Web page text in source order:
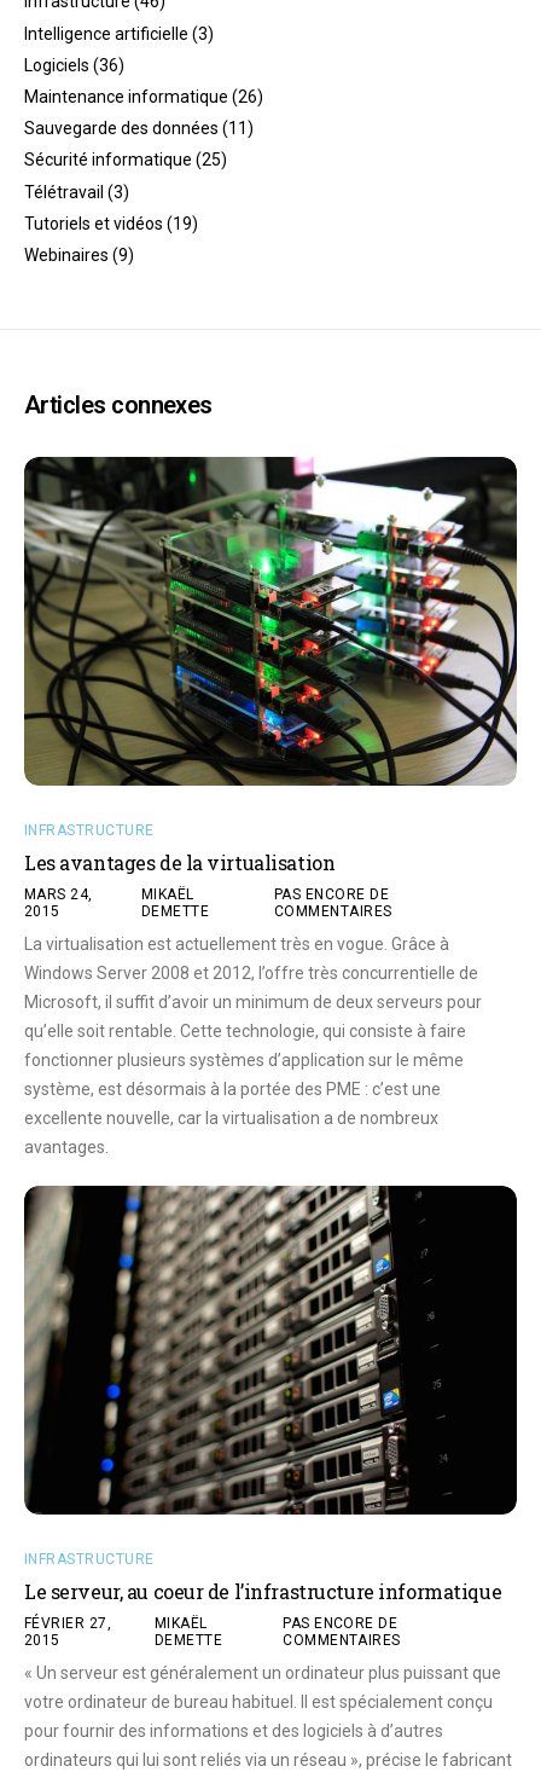
Intelligence artificielle (3)
Logiciels (36)
Maintenance informatique (26)
Sauvegarde des données (11)
Sécurité informatique (25)
Télétravail (3)
Tutoriels et vidéos (19)
Webinaires (9)
Articles connexes
INFRASTRUCTURE
Les avantages de la virtualisation
MARS 24,
2015
MIKAËL
DEMETTE
PAS ENCORE DE
COMMENTAIRES
La virtualisation est actuellement très en vogue. Grâce à
Windows Server 2008 et 2012, l’offre très concurrentielle de
Microsoft, il suffit d’avoir un minimum de deux serveurs pour
qu’elle soit rentable. Cette technologie, qui consiste à faire
fonctionner plusieurs systèmes d’application sur le même
système, est désormais à la portée des PME : c’est une
excellente nouvelle, car la virtualisation a de nombreux
avantages.
INFRASTRUCTURE
Le serveur, au coeur de l’infrastructure informatique
FÉVRIER 27,
2015
MIKAËL
DEMETTE
PAS ENCORE DE
COMMENTAIRES
« Un serveur est généralement un ordinateur plus puissant que
votre ordinateur de bureau habituel. Il est spécialement conçu
pour fournir des informations et des logiciels à d’autres
ordinateurs qui lui sont reliés via un réseau », précise le fabricant